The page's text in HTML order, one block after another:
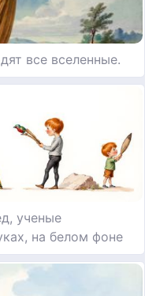
все вселенные.
ученые
на белом фоне